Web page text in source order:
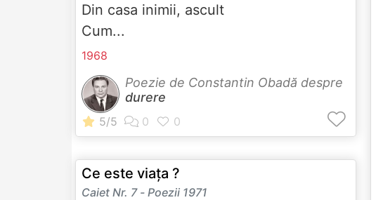
Din casa inimii, ascult
Cum...
1968
Poezie de Constantin Obadă despre
durere
Ce este viața ?
Caiet Nr. 7 - Poezii 1971